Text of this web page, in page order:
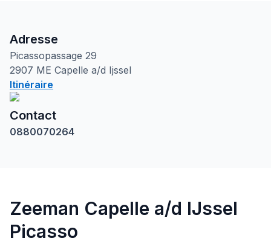
Adresse
Picassopassage 29
2907 ME Capelle a/d Ijssel
Itinéraire
Contact
0880070264
Zeeman Capelle a/d IJssel
Picasso